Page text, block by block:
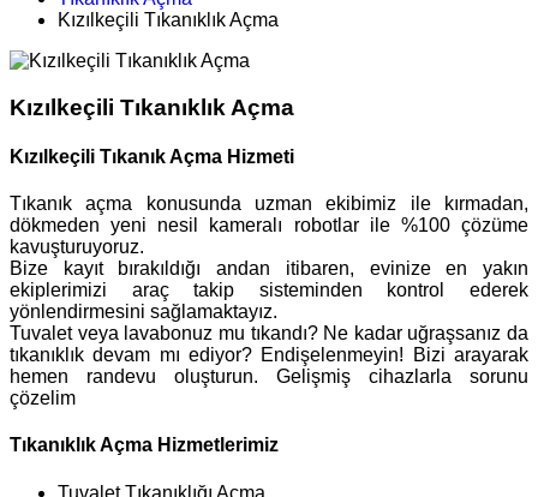
Kızılkeçili Tıkanıklık Açma
Kızılkeçili Tıkanıklık Açma
Kızılkeçili Tıkanık Açma Hizmeti
Tıkanık açma konusunda uzman ekibimiz ile kırmadan,
dökmeden yeni nesil kameralı robotlar ile %100 çözüme
kavuşturuyoruz.
Bize kayıt bırakıldığı andan itibaren, evinize en yakın
ekiplerimizi araç takip sisteminden kontrol ederek
yönlendirmesini sağlamaktayız.
Tuvalet veya lavabonuz mu tıkandı? Ne kadar uğraşsanız da
tıkanıklık devam mı ediyor? Endişelenmeyin! Bizi arayarak
hemen randevu oluşturun. Gelişmiş cihazlarla sorunu
çözelim
Tıkanıklık Açma Hizmetlerimiz
Tuvalet Tıkanıklığı Açma